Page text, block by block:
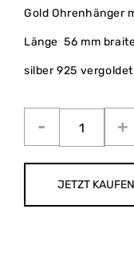
Gold Ohrenhänger
Länge 56 mm
silber 925 vergoldet
JETZT KAUFEN